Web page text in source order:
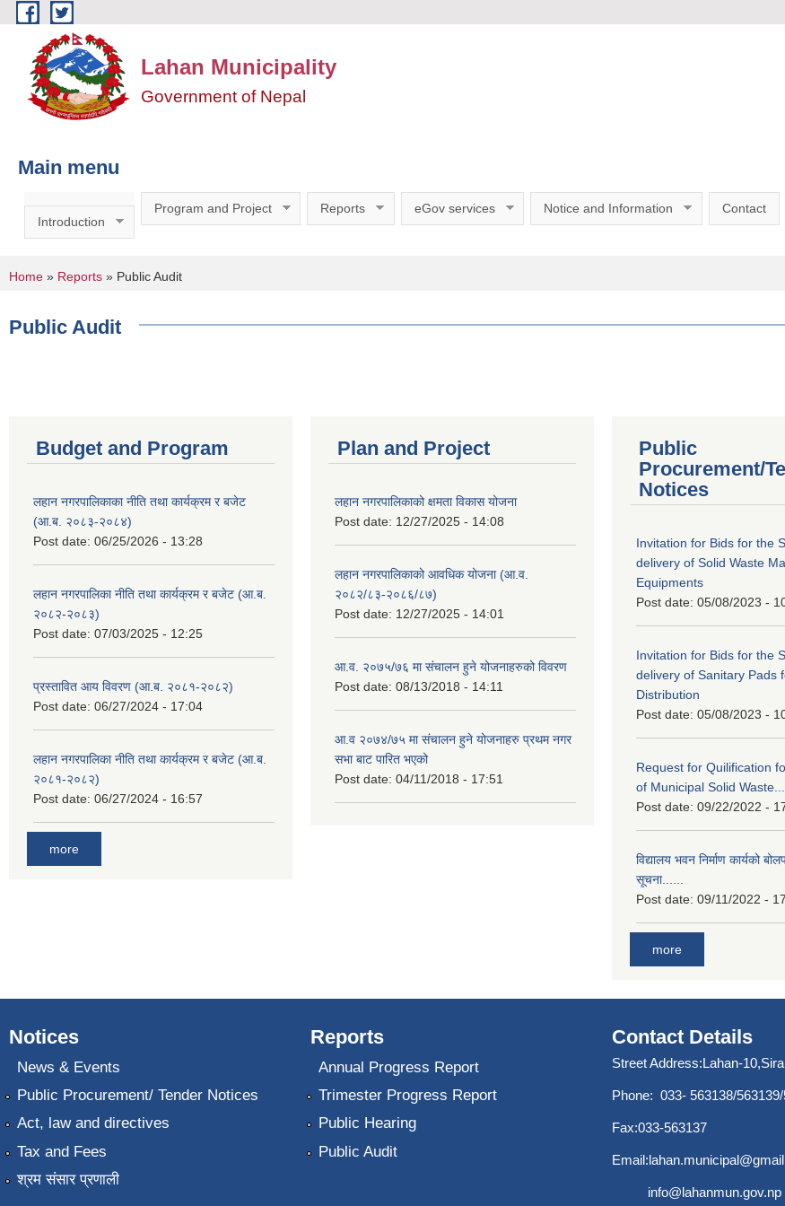
Skip to main content
Lahan Municipality
Government of Nepal
Main menu
Introduction
Program and Project Reports eGov services Notice and Information Contact
You are here
Home » Reports » Public Audit
Public Audit
Budget and Program
लहान नगरपालिकाका नीति तथा कार्यक्रम र बजेट
(आ.ब. २०८३-२०८४)
Post date: 06/25/2026 - 13:28
लहान नगरपालिका नीति तथा कार्यक्रम र बजेट (आ.ब.
२०८२-२०८३)
Post date: 07/03/2025 - 12:25
प्रस्तावित आय विवरण (आ.ब. २०८१-२०८२)
Post date: 06/27/2024 - 17:04
लहान नगरपालिका नीति तथा कार्यक्रम र बजेट (आ.ब.
२०८१-२०८२)
Post date: 06/27/2024 - 16:57
more
Plan and Project
लहान नगरपालिकाको क्षमता विकास योजना
Post date: 12/27/2025 - 14:08
लहान नगरपालिकाको आवधिक योजना (आ.व.
२०८२/८३-२०८६/८७)
Post date: 12/27/2025 - 14:01
आ.व. २०७५/७६ मा संचालन हुने योजनाहरुको विवरण
Post date: 08/13/2018 - 14:11
आ.व २०७४/७५ मा संचालन हुने योजनाहरु प्रथम नगर
सभा बाट पारित भएको
Post date: 04/11/2018 - 17:51
Public
Procurement/
Notices
Invitation for Bids for the
delivery of Solid Waste
Equipments
Post date: 05/08/2023 -
Invitation for Bids for the
delivery of Sanitary Pads
Distribution
Post date: 05/08/2023 -
Request for Quilification
of Municipal Solid Waste...
Post date: 09/22/2022 -
विद्यालय भवन निर्माण कार्यको
सूचना......
Post date: 09/11/2022 -
more
Notices
News & Events
Public Procurement/ Tender Notices
Act, law and directives
Tax and Fees
श्रम संसार प्रणाली
Reports
Annual Progress Report
Trimester Progress Report
Public Hearing
Public Audit
Contact Details
Street Address:Lahan-
Phone: 033- 563138/
Fax:033-563137
Email:
info@lahanmun.gov.np